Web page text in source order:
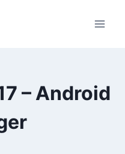
– Android